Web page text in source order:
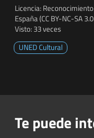
Licencia:
España (CC BY-NC-SA
Visto: 33 veces
UNED Cultural
Te puede